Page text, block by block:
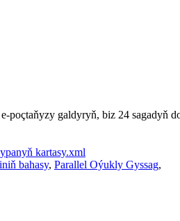
poçtaňyzy galdyryň, biz 24 sagadyň
kartasy.xml
bahasy, Parallel Oýukly Gyssag,